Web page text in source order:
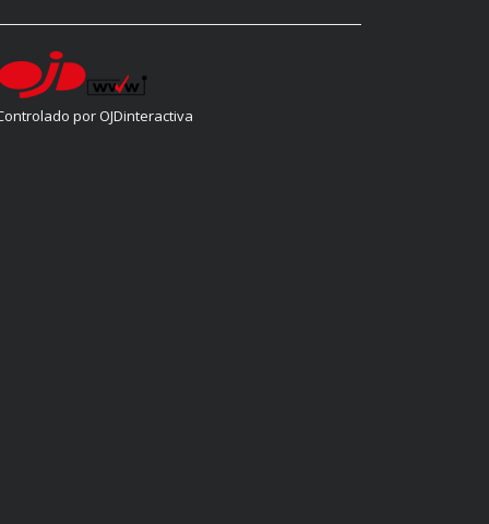
por OJDinteractiva